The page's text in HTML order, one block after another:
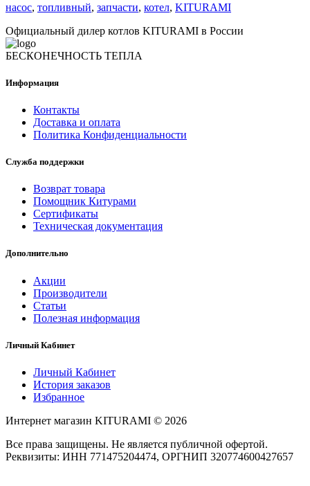
насос, топливный, запчасти, котел, KITURAMI
Официальный дилер котлов KITURAMI в России
БЕСКОНЕЧНОСТЬ ТЕПЛА
Информация
Контакты
Доставка и оплата
Политика Конфиденциальности
Служба поддержки
Возврат товара
Помощник Китурами
Сертификаты
Техническая документация
Дополнительно
Акции
Производители
Статьи
Полезная информация
Личный Кабинет
Личный Кабинет
История заказов
Избранное
Интернет магазин KITURAMI © 2026
Все права защищены. Не является публичной офертой.
Реквизиты: ИНН 771475204474, ОРГНИП 320774600427657